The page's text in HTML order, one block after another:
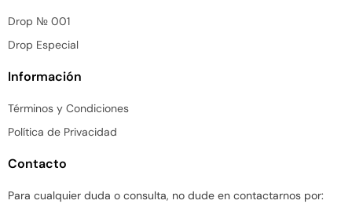
Drop № 001
Drop Especial
Información
Términos y Condiciones
Política de Privacidad
Contacto
Para cualquier duda o consulta, no dude en contactarnos por: